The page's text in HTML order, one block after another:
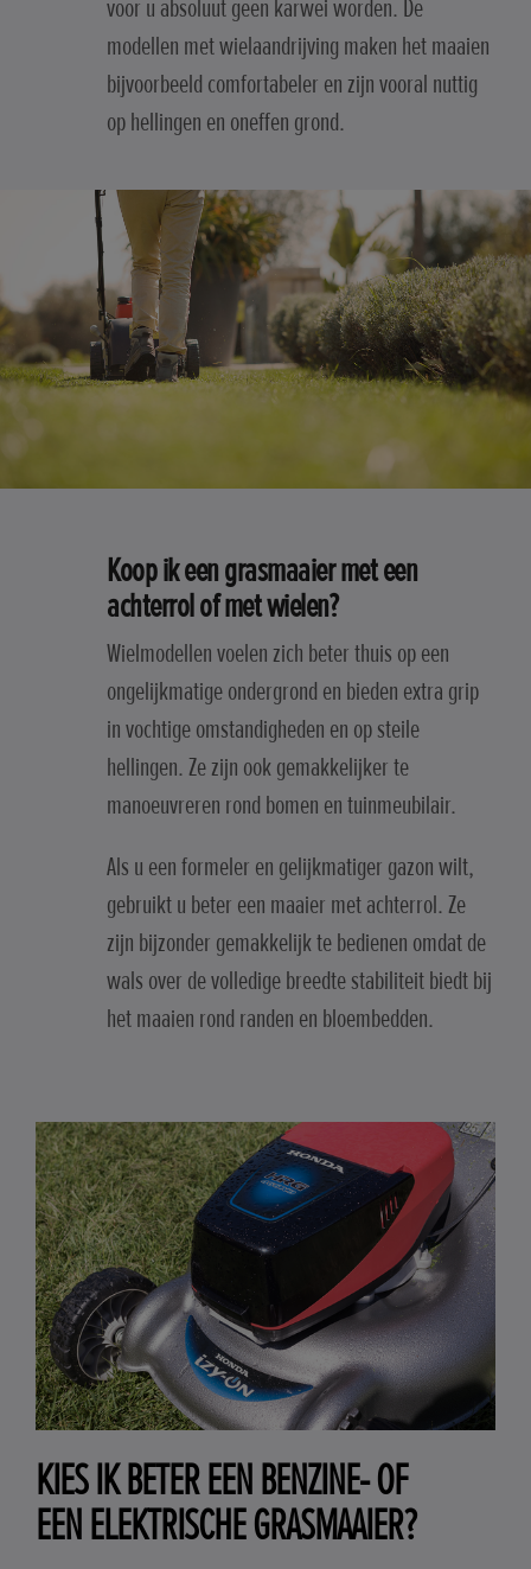
voor u absoluut geen karwei worden. De
modellen met wielaandrijving maken het maaien
bijvoorbeeld comfortabeler en zijn vooral nuttig
op hellingen en oneffen grond.
Koop ik een grasmaaier met een
achterrol of met wielen?
Wielmodellen voelen zich beter thuis op een
ongelijkmatige ondergrond en bieden extra grip
in vochtige omstandigheden en op steile
hellingen. Ze zijn ook gemakkelijker te
manoeuvreren rond bomen en tuinmeubilair.
Als u een formeler en gelijkmatiger gazon wilt,
gebruikt u beter een maaier met achterrol. Ze
zijn bijzonder gemakkelijk te bedienen omdat de
wals over de volledige breedte stabiliteit biedt bij
het maaien rond randen en bloembedden.
KIES IK BETER EEN BENZINE- OF
EEN ELEKTRISCHE GRASMAAIER?